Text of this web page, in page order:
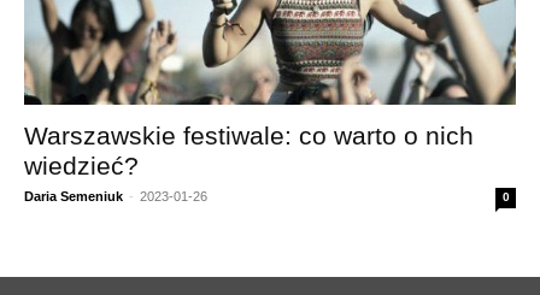
Warszawskie festiwale: co warto o nich
wiedzieć?
Daria Semeniuk - 2023-01-26 0